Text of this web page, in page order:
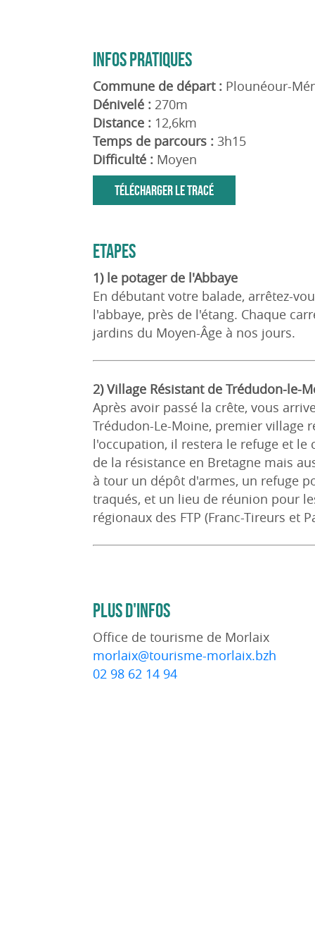
INFOS PRATIQUES
Commune de départ : Plounéour-
Dénivelé : 270m
Distance : 12,6km
Temps de parcours : 3h15
Difficulté : Moyen
TÉLÉCHARGER LE TRACÉ
ETAPES
1) le potager de l'Abbaye
En débutant votre balade, arrêtez-
l'abbaye, près de l'étang. Chaque
jardins du Moyen-Âge à nos jours.
2) Village Résistant de Trédudon-le-
Après avoir passé la crête, vous
Trédudon-Le-Moine, premier village
l'occupation, il restera le refuge et le
de la résistance en Bretagne mais
à tour un dépôt d'armes, un refuge
traqués, et un lieu de réunion pour
régionaux des FTP (Franc-Tireurs et
PLUS D'INFOS
Office de tourisme de Morlaix
morlaix@tourisme-morlaix.bzh
02 98 62 14 94